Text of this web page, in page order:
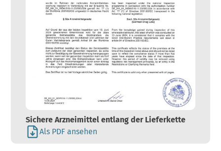
Sichere Arzneimittel entlang der Lieferkette
Als PDF ansehen